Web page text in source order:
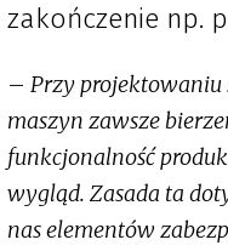
zakończenie np.
– Przy
maszyn zawsze
funkcjonalność
wygląd. Zasada ta
nas elementów